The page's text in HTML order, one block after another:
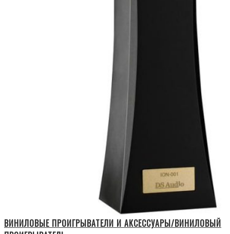
ВИНИЛОВЫЕ ПРОИГРЫВАТЕЛИ И АКСЕССУАРЫ/ВИНИЛОВЫЙ